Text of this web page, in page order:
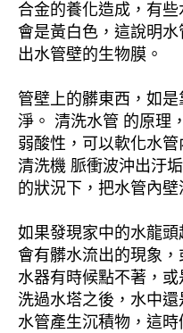
合金的養化造成，有
會是黃白色，這說明
出水管壁的生物膜。
管壁上的髒東西，如
淨。 清洗水管 的原理
弱酸性，可以軟化水
清洗機 脈衝波沖出汙
的狀況下，把水管內壁
如果發現家中的水龍頭
會有髒水流出的現象
水器有時候點不著，
洗過水塔之後，水中
水管產生沉積物，這時